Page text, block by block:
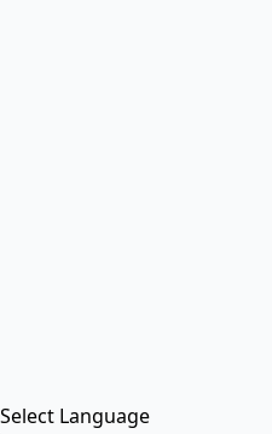
Select Language